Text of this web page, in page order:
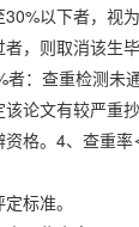
以下者，视
，则取消该生
者：查重检测未
论文有较严重
格。4、查重
标准。